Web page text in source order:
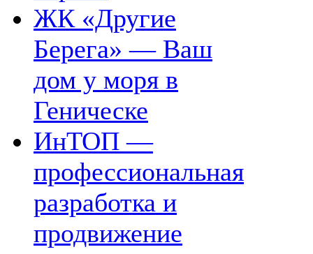
ЖК «Другие
Берега» — Ваш
дом у моря в
Геническе
ИнТОП —
профессиональная
разработка и
продвижение